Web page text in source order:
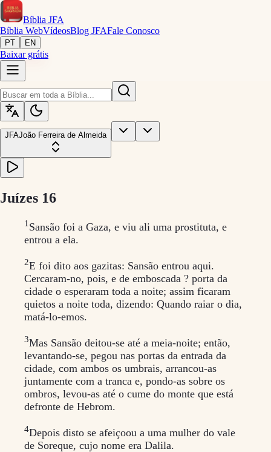
Bíblia JFA
Bíblia WebVídeosBlog JFAFale Conosco
PT EN
Baixar grátis
JFAJoão Ferreira de Almeida
Juízes 16
1 Sansão foi a Gaza, e viu ali uma prostituta, e
entrou a ela.
2E foi dito aos gazitas: Sansão entrou aqui.
Cercaram-no, pois, e de emboscada ? porta da
cidade o esperaram toda a noite; assim ficaram
quietos a noite toda, dizendo: Quando raiar o dia,
matá-lo-emos.
3Mas Sansão deitou-se até a meia-noite; então,
levantando-se, pegou nas portas da entrada da
cidade, com ambos os umbrais, arrancou-as
juntamente com a tranca e, pondo-as sobre os
ombros, levou-as até o cume do monte que está
defronte de Hebrom.
4Depois disto se afeiçoou a uma mulher do vale
de Soreque, cujo nome era Dalila.